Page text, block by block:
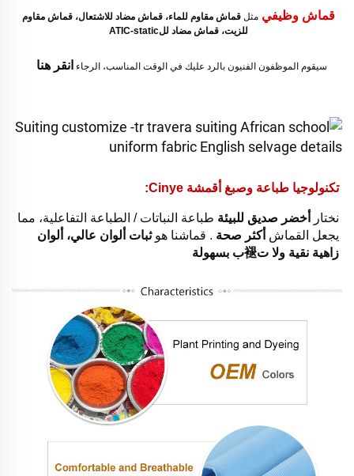
قماش وظيفي مثل
للزيت، قماش مضاد للATIC-static
سيقوم الموظفون الفنيون بالرد عليك في الوقت المناسب، الرجاء انقر هنا
تكنولوجيا طباعة وصبغ أقمشة Cinye:
نختار أخضر صديق للبيئة
يجعل القماش أكثر صحة . قماشنا هو
زاهية نقية ولا ت褪ب بسهولة